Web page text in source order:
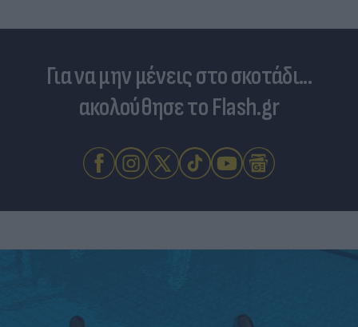
Για να μην μένεις στο σκοτάδι...
ακολούθησε το Flash.gr